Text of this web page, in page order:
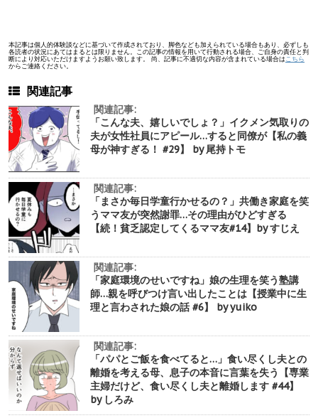
本記事は個人的体験談などに基づいて作成されており、脚色なども加えられている場合もあり、必ずしも
各読者の状況にあてはまるとは限りません。この記事の情報を用いて行動される場合、ご自身の責任と判
断により対応いただけますようお願い致します。 尚、記事に不適切な内容が含まれている場合は こちら
からご連絡ください。
関連記事
関連記事:
「こんな夫、嬉しいでしょ？」イクメン気取りの
夫が女性社員にアピール…すると同僚が【私の義
母が神すぎる！ #29】 by 尾持トモ
関連記事:
「まさか毎日学童行かせるの？」共働き家庭を笑
うママ友が突然謝罪…その理由がひどすぎる
【続！貧乏認定してくるママ友#14】by すじえ
関連記事:
「家庭環境のせいですね」娘の生理を笑う塾講
師…親を呼びつけ言い出したことは【授業中に生
理と言わされた娘の話 #6】 by yuiko
関連記事:
「パパとご飯を食べてると…」食い尽くし夫との
離婚を考える母、息子の本音に言葉を失う【専業
主婦だけど、食い尽くし夫と離婚します #44】
by しろみ